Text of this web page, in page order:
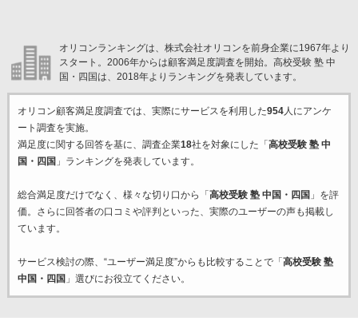
オリコンランキングは、株式会社オリコンを前身企業に1967年より
スタート。2006年からは顧客満足度調査を開始。高校受験 塾 中
国・四国は、2018年よりランキングを発表しています。
オリコン顧客満足度調査では、実際にサービスを利用した954人にアンケ
ート調査を実施。
満足度に関する回答を基に、調査企業18社を対象にした「 高校受験 塾 中
国・四国 」ランキングを発表しています。
総合満足度だけでなく、様々な切り口から「 高校受験 塾 中国・四国 」を評
価。さらに回答者の口コミや評判といった、実際のユーザーの声も掲載し
ています。
サービス検討の際、“ユーザー満足度”からも比較することで「 高校受験 塾
中国・四国 」選びにお役立てください。